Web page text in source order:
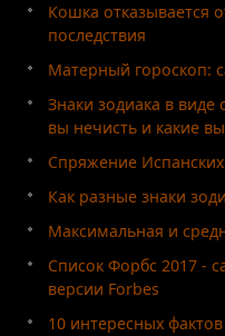
Кошка отказывается
последствия
Матерный гороскоп:
Знаки зодиака в виде
вы нечисть и какие
Спряжение Испанских
Как разные знаки
Максимальная и
Список Форбс 2017 -
версии Forbes
10 интересных